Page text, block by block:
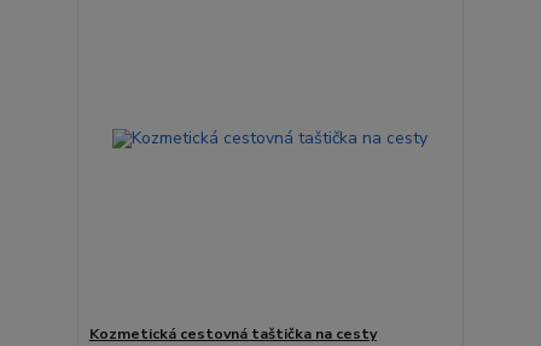
Kozmetická cestovná taštička na cesty